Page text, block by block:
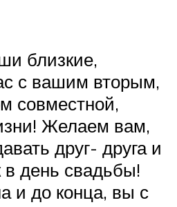
близкие,
с вашим вторым,
совместной,
Желаем вам,
друг- друга и
в день свадьбы!
и до конца, вы с